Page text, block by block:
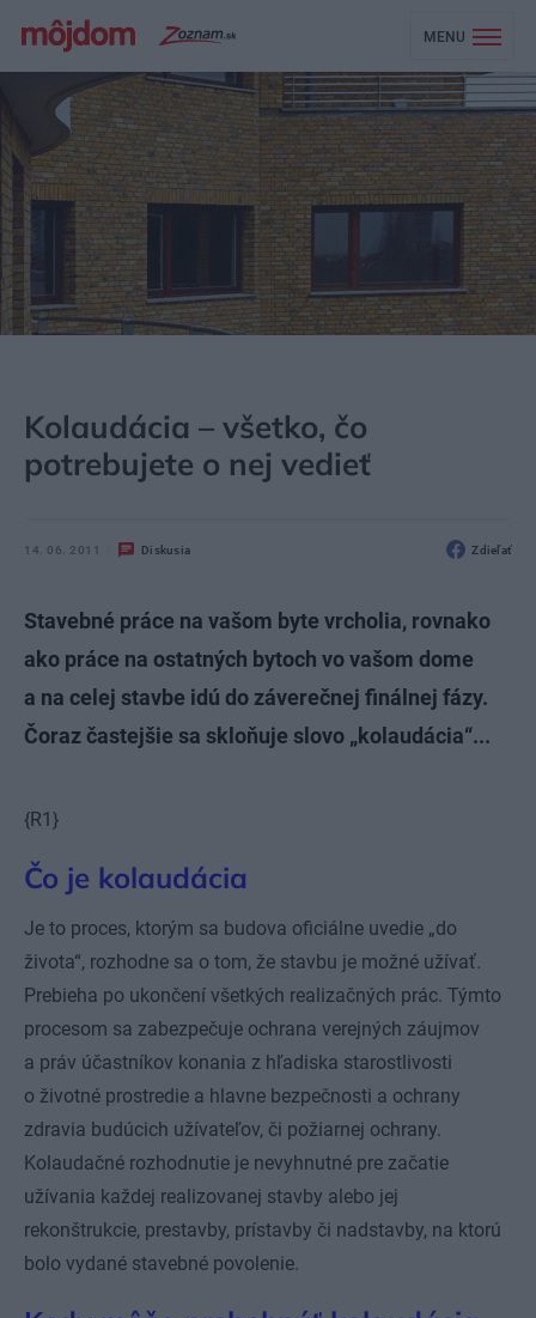
MENU
Kolaudácia – všetko, čo
potrebujete o nej vedieť
14. 06. 2011 Diskusia Zdieľať
Stavebné práce na vašom byte vrcholia, rovnako
ako práce na ostatných bytoch vo vašom dome
a na celej stavbe idú do záverečnej finálnej fázy.
Čoraz častejšie sa skloňuje slovo „kolaudácia“...
{R1}
Čo je kolaudácia
Je to proces, ktorým sa budova oficiálne uvedie „do
života“, rozhodne sa o tom, že stavbu je možné užívať.
Prebieha po ukončení všetkých realizačných prác. Týmto
procesom sa zabezpečuje ochrana verejných záujmov
a práv účastníkov konania z hľadiska starostlivosti
o životné prostredie a hlavne bezpečnosti a ochrany
zdravia budúcich užívateľov, či požiarnej ochrany.
Kolaudačné rozhodnutie je nevyhnutné pre začatie
užívania každej realizovanej stavby alebo jej
rekonštrukcie, prestavby, prístavby či nadstavby, na ktorú
bolo vydané stavebné povolenie.